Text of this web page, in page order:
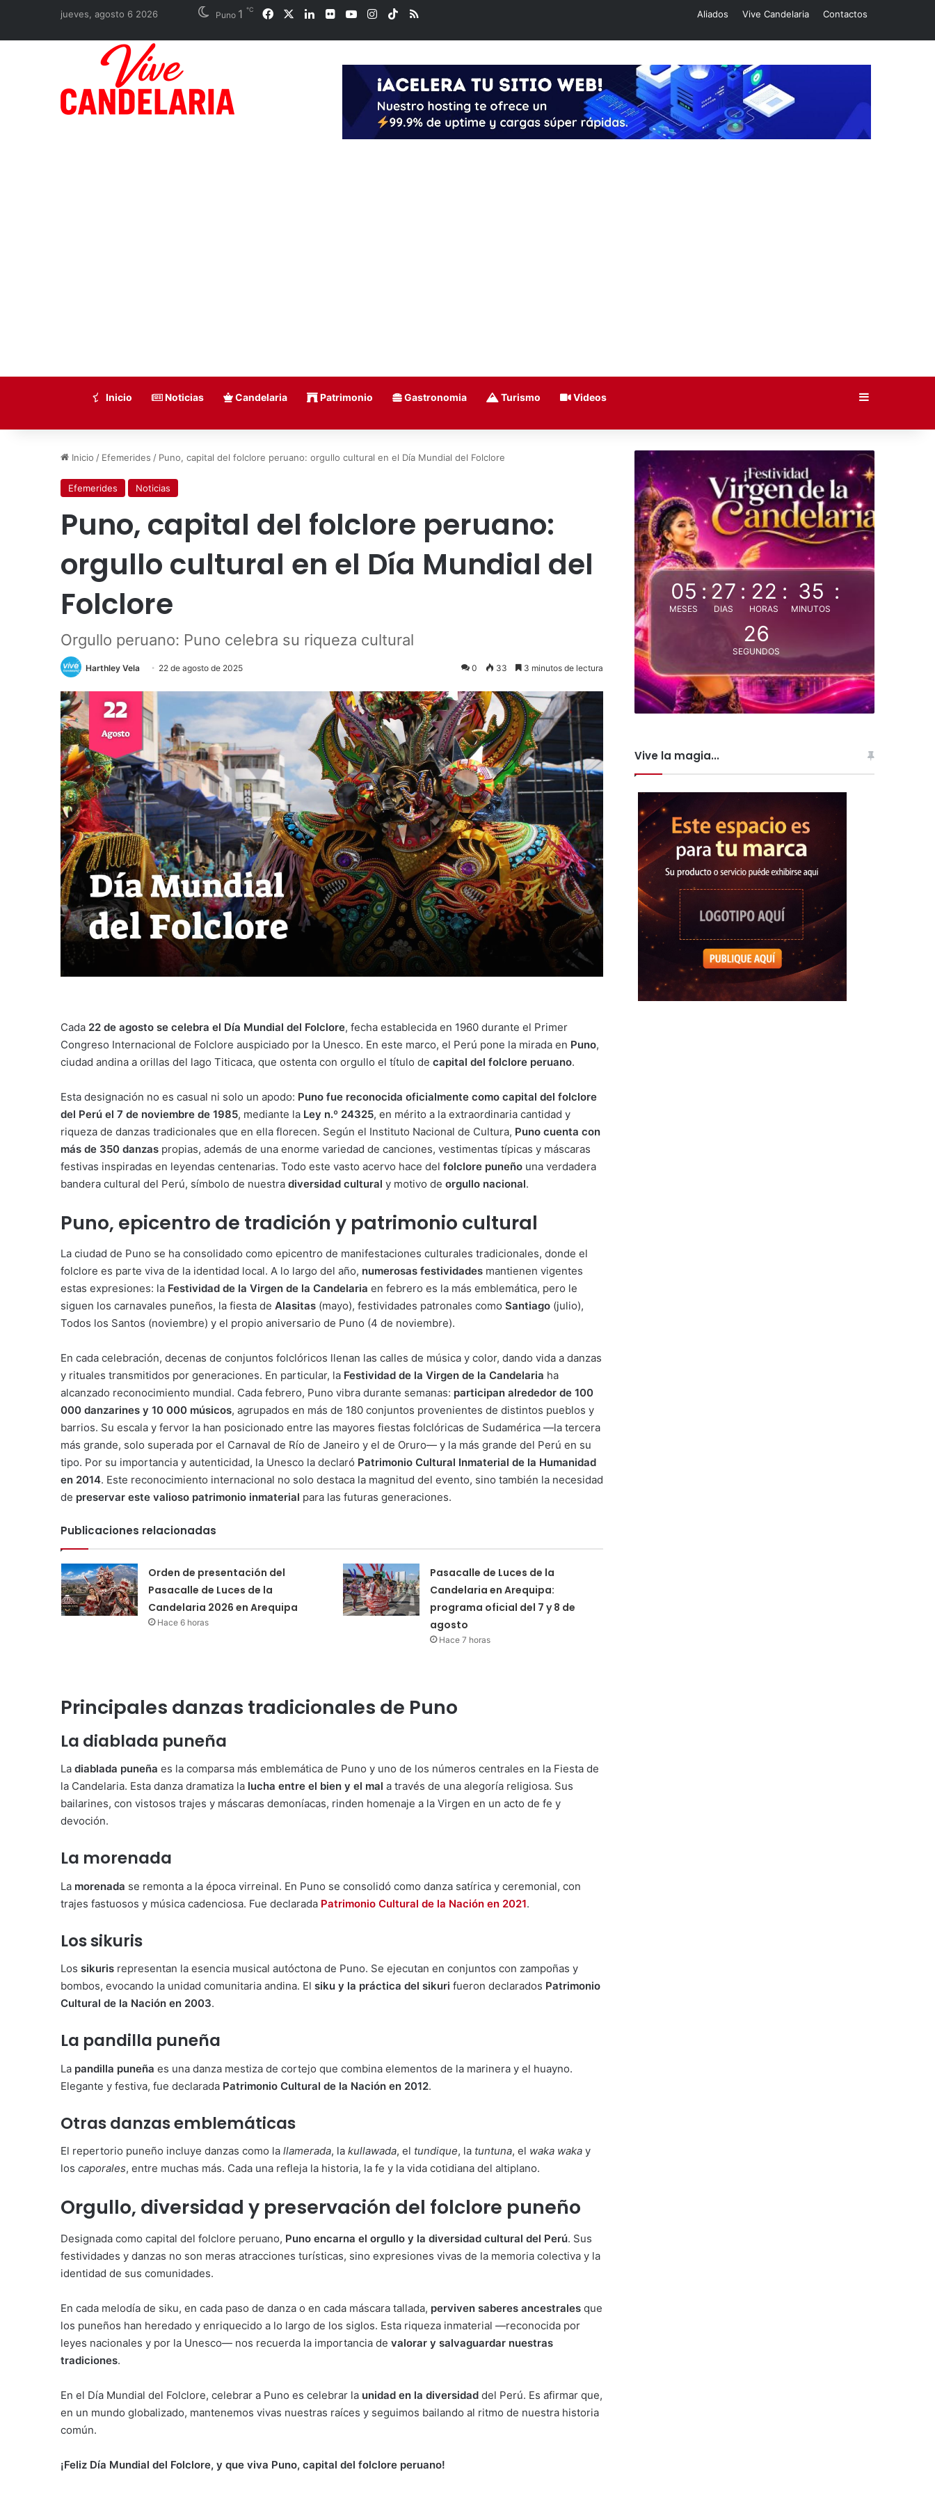
jueves, agosto 6 2026 Puno 1 ℃ Facebook LinkedIn
Flickr YouTubeInstagram
TikTokRSS Aliados Vive Candelaria Contactos
Inicio Noticias Candelaria Patrimonio Gastronomia Turismo Videos
Inicio / Efemerides / Puno, capital del folclore peruano: orgullo cultural en el Día Mundial del Folclore
Efemerides Noticias
Puno, capital del folclore peruano:
orgullo cultural en el Día Mundial del
Folclore
Orgullo peruano: Puno celebra su riqueza cultural
Harthley Vela 22 de agosto de 2025 0 33 3 minutos de lectura
Cada 22 de agosto se celebra el Día Mundial del Folclore, fecha establecida en 1960 durante el Primer
Congreso Internacional de Folclore auspiciado por la Unesco. En este marco, el Perú pone la mirada en Puno,
ciudad andina a orillas del lago Titicaca, que ostenta con orgullo el título de capital del folclore peruano.
Esta designación no es casual ni solo un apodo: Puno fue reconocida oficialmente como capital del folclore
del Perú el 7 de noviembre de 1985, mediante la Ley n.º 24325, en mérito a la extraordinaria cantidad y
riqueza de danzas tradicionales que en ella florecen. Según el Instituto Nacional de Cultura, Puno cuenta con
más de 350 danzas propias, además de una enorme variedad de canciones, vestimentas típicas y máscaras
festivas inspiradas en leyendas centenarias. Todo este vasto acervo hace del folclore puneño una verdadera
bandera cultural del Perú, símbolo de nuestra diversidad cultural y motivo de orgullo nacional.
Puno, epicentro de tradición y patrimonio cultural
La ciudad de Puno se ha consolidado como epicentro de manifestaciones culturales tradicionales, donde el
folclore es parte viva de la identidad local. A lo largo del año, numerosas festividades mantienen vigentes
estas expresiones: la Festividad de la Virgen de la Candelaria en febrero es la más emblemática, pero le
siguen los carnavales puneños, la fiesta de Alasitas (mayo), festividades patronales como Santiago (julio),
Todos los Santos (noviembre) y el propio aniversario de Puno (4 de noviembre).
En cada celebración, decenas de conjuntos folclóricos llenan las calles de música y color, dando vida a danzas
y rituales transmitidos por generaciones. En particular, la Festividad de la Virgen de la Candelaria ha
alcanzado reconocimiento mundial. Cada febrero, Puno vibra durante semanas: participan alrededor de 100
000 danzarines y 10 000 músicos, agrupados en más de 180 conjuntos provenientes de distintos pueblos y
barrios. Su escala y fervor la han posicionado entre las mayores fiestas folclóricas de Sudamérica —la tercera
más grande, solo superada por el Carnaval de Río de Janeiro y el de Oruro— y la más grande del Perú en su
tipo. Por su importancia y autenticidad, la Unesco la declaró Patrimonio Cultural Inmaterial de la Humanidad
en 2014. Este reconocimiento internacional no solo destaca la magnitud del evento, sino también la necesidad
de preservar este valioso patrimonio inmaterial para las futuras generaciones.
Publicaciones relacionadas
Orden de presentación del
Pasacalle de Luces de la
Candelaria 2026 en Arequipa
Hace 6 horas
Pasacalle de Luces de la
Candelaria en Arequipa:
programa oficial del 7 y 8 de
agosto
Hace 7 horas
Principales danzas tradicionales de Puno
La diablada puneña
La diablada puneña es la comparsa más emblemática de Puno y uno de los números centrales en la Fiesta de
la Candelaria. Esta danza dramatiza la lucha entre el bien y el mal a través de una alegoría religiosa. Sus
bailarines, con vistosos trajes y máscaras demoníacas, rinden homenaje a la Virgen en un acto de fe y
devoción.
La morenada
La morenada se remonta a la época virreinal. En Puno se consolidó como danza satírica y ceremonial, con
trajes fastuosos y música cadenciosa. Fue declarada Patrimonio Cultural de la Nación en 2021.
Los sikuris
Los sikuris representan la esencia musical autóctona de Puno. Se ejecutan en conjuntos con zampoñas y
bombos, evocando la unidad comunitaria andina. El siku y la práctica del sikuri fueron declarados Patrimonio
Cultural de la Nación en 2003.
La pandilla puneña
La pandilla puneña es una danza mestiza de cortejo que combina elementos de la marinera y el huayno.
Elegante y festiva, fue declarada Patrimonio Cultural de la Nación en 2012.
Otras danzas emblemáticas
El repertorio puneño incluye danzas como la llamerada, la kullawada, el tundique, la tuntuna, el waka waka y
los caporales, entre muchas más. Cada una refleja la historia, la fe y la vida cotidiana del altiplano.
Orgullo, diversidad y preservación del folclore puneño
Designada como capital del folclore peruano, Puno encarna el orgullo y la diversidad cultural del Perú. Sus
festividades y danzas no son meras atracciones turísticas, sino expresiones vivas de la memoria colectiva y la
identidad de sus comunidades.
En cada melodía de siku, en cada paso de danza o en cada máscara tallada, perviven saberes ancestrales que
los puneños han heredado y enriquecido a lo largo de los siglos. Esta riqueza inmaterial —reconocida por
leyes nacionales y por la Unesco— nos recuerda la importancia de valorar y salvaguardar nuestras
tradiciones.
En el Día Mundial del Folclore, celebrar a Puno es celebrar la unidad en la diversidad del Perú. Es afirmar que,
en un mundo globalizado, mantenemos vivas nuestras raíces y seguimos bailando al ritmo de nuestra historia
común.
¡Feliz Día Mundial del Folclore, y que viva Puno, capital del folclore peruano!
05
MESES
: 27
DIAS
: 22
HORAS
: 35
MINUTOS
:
25
SEGUNDOS
Vive la magia...